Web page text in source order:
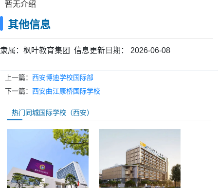
暂无介绍
其他信息
隶属： 枫叶教育集团 信息更新日期： 2026-06-08
上一篇： 西安博迪学校国际部
下一篇： 西安曲江康桥国际学校
热门同城国际学校（西安）